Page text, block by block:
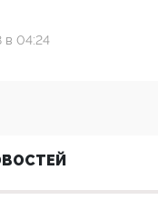
в 04:24